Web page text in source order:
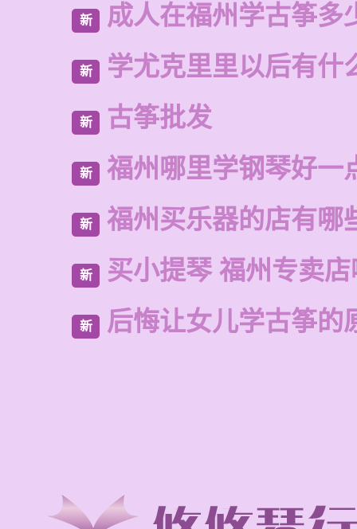
新 成人在福州学古筝多
新 学尤克里里以后有什
新 古筝批发
新 福州哪里学钢琴好一
新 福州买乐器的店有哪
新 买小提琴 福州专卖
新 后悔让女儿学古筝的